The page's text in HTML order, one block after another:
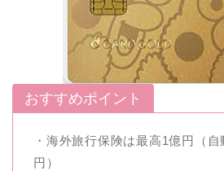
おすすめポイント
・海外旅行保険は最高1億円（
円）